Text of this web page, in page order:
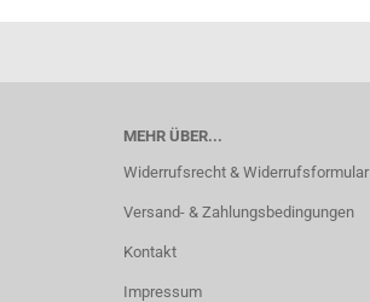
MEHR ÜBER...
Widerrufsrecht & Widerrufsformular
Versand- & Zahlungsbedingungen
Kontakt
Impressum